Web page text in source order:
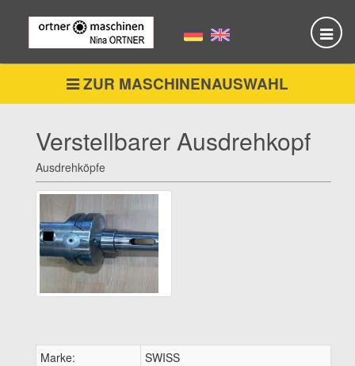
ZUR MASCHINENAUSWAHL
Verstellbarer Ausdrehkopf
Ausdrehköpfe
Marke:
SWISS